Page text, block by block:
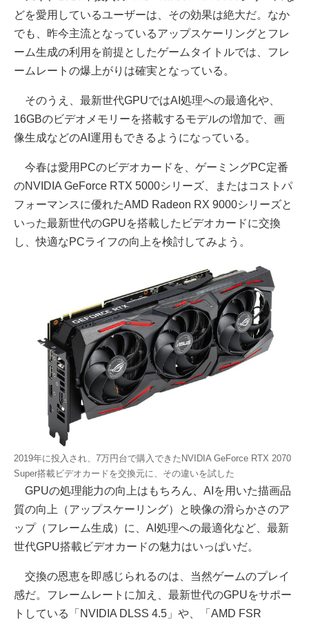
どを愛用しているユーザーは、その効果は絶大だ。なか
でも、昨今主流となっているアップスケーリングとフレ
ーム生成の利用を前提としたゲームタイトルでは、フレ
ームレートの爆上がりは確実となっている。
そのうえ、最新世代GPUではAI処理への最適化や、
16GBのビデオメモリーを搭載するモデルの増加で、画
像生成などのAI運用もできるようになっている。
今春は愛用PCのビデオカードを、ゲーミングPC定番
のNVIDIA GeForce RTX 5000シリーズ、またはコストパ
フォーマンスに優れたAMD Radeon RX 9000シリーズと
いった最新世代のGPUを搭載したビデオカードに交換
し、快適なPCライフの向上を検討してみよう。
2019年に投入され、7万円台で購入できたNVIDIA GeForce RTX 2070
Super搭載ビデオカードを交換元に、その違いを試した
GPUの処理能力の向上はもちろん、AIを用いた描画品
質の向上（アップスケーリング）と映像の滑らかさのア
ップ（フレーム生成）に、AI処理への最適化など、最新
世代GPU搭載ビデオカードの魅力はいっぱいだ。
交換の恩恵を即感じられるのは、当然ゲームのプレイ
感だ。フレームレートに加え、最新世代のGPUをサポー
トしている「NVIDIA DLSS 4.5」や、「AMD FSR